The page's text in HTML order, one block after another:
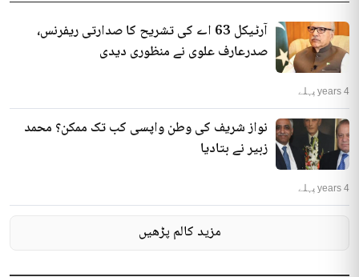
آرٹیکل 63 اے کی تشریح کا صدارتی ریفرنس،
صدرعارف علوی نے منظوری دیدی
4 years پہلے
نواز شریف کی وطن واپسی کب تک ممکن؟ محمد
زبیر نے بتادیا
4 years پہلے
مزید کالم پڑھیں